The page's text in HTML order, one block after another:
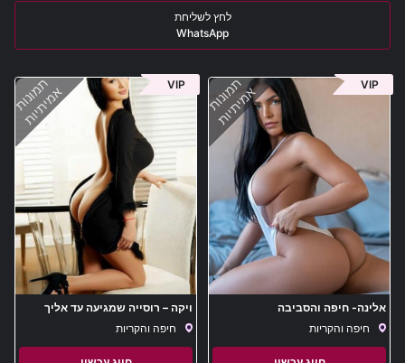
WhatsApp
תמונות
אמיתיות VIP
אלינה- חיפה והסביבה
חיפה והקריות
תמונות
אמיתיות VIP
ויקה – רוסייה שמגיעה עד אליך
בחיפה והסביבה
חיפה והקריות